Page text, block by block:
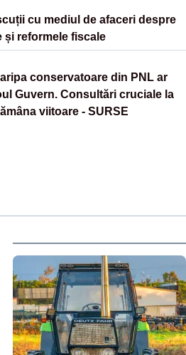
cu mediul de afaceri despre
și reformele fiscale
aripa conservatoare din PNL ar
Guvern. Consultări cruciale la
viitoare - SURSE